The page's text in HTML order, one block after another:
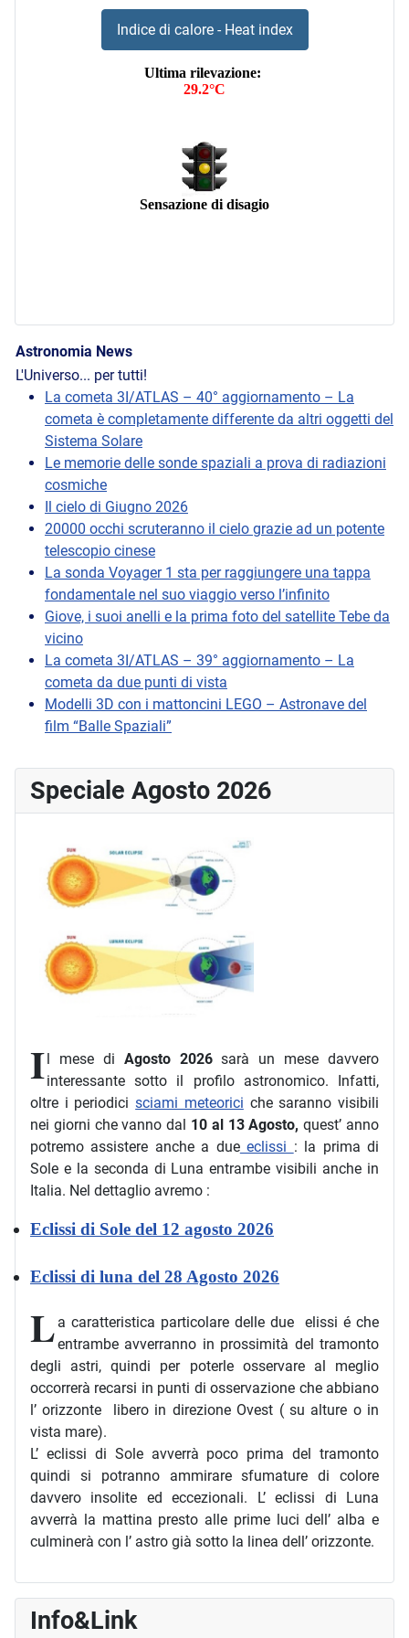
Indice di calore - Heat index
Astronomia News
L'Universo... per tutti!
La cometa 3I/ATLAS – 40° aggiornamento – La
cometa è completamente differente da altri oggetti del
Sistema Solare
Le memorie delle sonde spaziali a prova di radiazioni
cosmiche
Il cielo di Giugno 2026
20000 occhi scruteranno il cielo grazie ad un potente
telescopio cinese
La sonda Voyager 1 sta per raggiungere una tappa
fondamentale nel suo viaggio verso l’infinito
Giove, i suoi anelli e la prima foto del satellite Tebe da
vicino
La cometa 3I/ATLAS – 39° aggiornamento – La
cometa da due punti di vista
Modelli 3D con i mattoncini LEGO – Astronave del
film “Balle Spaziali”
Speciale Agosto 2026
Il mese di Agosto 2026sarà un mese davvero
interessante sotto il profilo astronomico. Infatti,
oltre i periodicisciami meteorici che saranno visibili
nei giorni che vanno dal 10 al 13 Agosto, quest’ anno
potremo assistere anche a dueeclissi : la prima di
Sole e la seconda di Luna entrambe visibili anche in
Italia. Nel dettaglio avremo :
Eclissi di Sole del 12 agosto 2026
Eclissi di luna del 28 Agosto 2026
L a caratteristica particolare delle due elissi é che
entrambe avverranno in prossimità del tramonto
degli astri, quindi per poterle osservare al meglio
occorrerà recarsi in punti di osservazione che abbiano
l’ orizzonte libero in direzione Ovest ( su alture o in
vista mare).
L’ eclissi di Sole avverrà poco prima del tramonto
quindi si potranno ammirare sfumature di colore
davvero insolite ed eccezionali. L’ eclissi di Luna
avverrà la mattina presto alle prime luci dell’ alba e
culminerà con l’ astro già sotto la linea dell’ orizzonte.
Info&Link